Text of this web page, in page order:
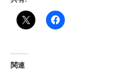
関連